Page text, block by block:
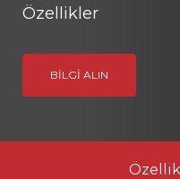
Özellikler
BILGI ALIN